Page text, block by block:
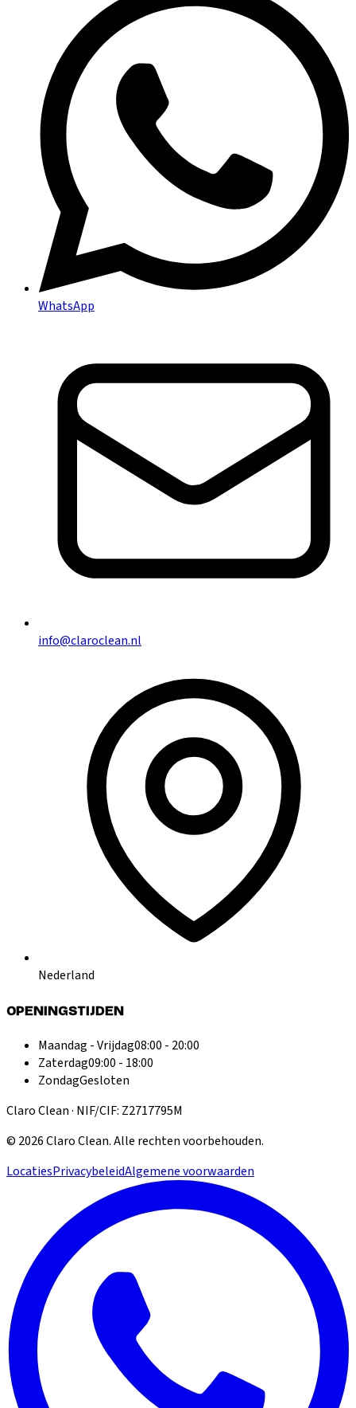
WhatsApp
info@claroclean.nl
Nederland
OPENINGSTIJDEN
Maandag - Vrijdag08:00 - 20:00
Zaterdag09:00 - 18:00
ZondagGesloten
Claro Clean · NIF/CIF: Z2717795M
© 2026Claro Clean.Alle rechten voorbehouden.
LocatiesPrivacybeleidAlgemene voorwaarden